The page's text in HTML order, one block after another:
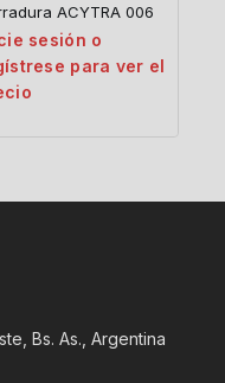
ACYTRA 006
sesión o
para ver el
Bs. As., Argentina